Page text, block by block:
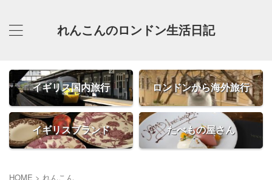
れんこんのロンドン生活日記
イギリス国内旅行 ロンドンから海外旅行
イギリスブランド たべもの屋さん
HOME > れんこん